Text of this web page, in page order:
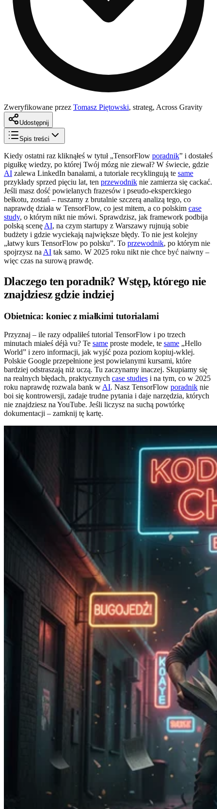
Zweryfikowane przez Tomasz Piętowski, strateg, Across Gravity
Udostępnij
Spis treści
Kiedy ostatni raz kliknąłeś w tytuł „TensorFlow poradnik” i dostałeś
pigułkę wiedzy, po której Twój mózg nie ziewał? W świecie, gdzie
AI zalewa LinkedIn banałami, a tutoriale recyklingują te same
przykłady sprzed pięciu lat, ten przewodnik nie zamierza się cackać.
Jeśli masz dość powielanych frazesów i pseudo-eksperckiego
bełkotu, zostań – ruszamy z brutalnie szczerą analizą tego, co
naprawdę działa w TensorFlow, co jest mitem, a co polskim case
study, o którym nikt nie mówi. Sprawdzisz, jak framework podbija
polską scenę AI, na czym startupy z Warszawy rujnują sobie
budżety i gdzie wyciekają największe błędy. To nie jest kolejny
„łatwy kurs TensorFlow po polsku”. To przewodnik, po którym nie
spojrzysz na AI tak samo. W 2025 roku nikt nie chce być naiwny –
więc czas na surową prawdę.
Dlaczego ten poradnik? Wstęp, którego nie
znajdziesz gdzie indziej
Obietnica: koniec z miałkimi tutorialami
Przyznaj – ile razy odpaliłeś tutorial TensorFlow i po trzech
minutach miałeś déjà vu? Te same proste modele, te same „Hello
World” i zero informacji, jak wyjść poza poziom kopiuj-wklej.
Polskie Google przepełnione jest powielanymi kursami, które
bardziej odstraszają niż uczą. Tu zaczynamy inaczej. Skupiamy się
na realnych błędach, praktycznych case studies i na tym, co w 2025
roku naprawdę rozwala bank w AI. Nasz TensorFlow poradnik nie
boi się kontrowersji, zadaje trudne pytania i daje narzędzia, których
nie znajdziesz na YouTube. Jeśli liczysz na suchą powtórkę
dokumentacji – zamknij tę kartę.